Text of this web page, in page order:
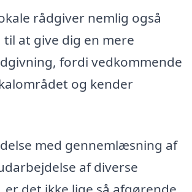
rådgiver nemlig også
at give dig en mere
fordi vedkommende
og kender
med gennemlæsning af
af diverse